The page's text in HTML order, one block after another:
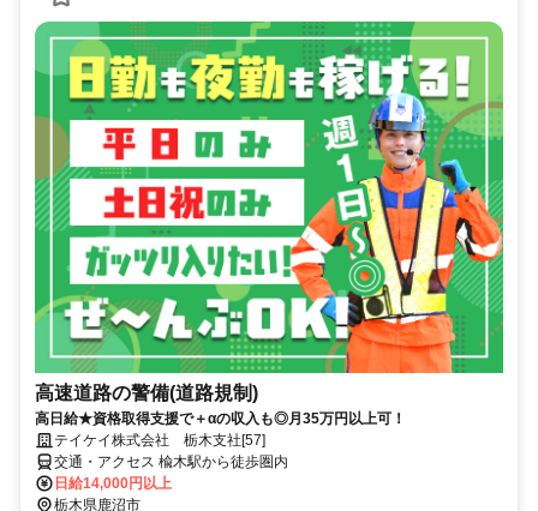
高速道路の警備(道路規制)
高日給★資格取得支援で＋αの収入も◎月35万円以上可！
テイケイ株式会社 栃木支社[57]
交通・アクセス 楡木駅から徒歩圏内
日給14,000円以上
栃木県鹿沼市